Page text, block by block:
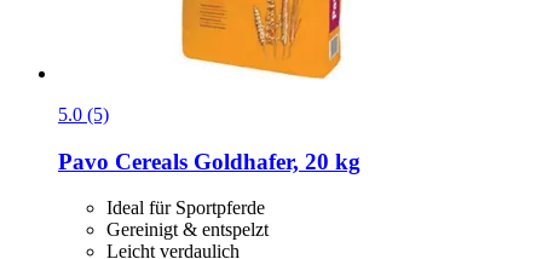
5.0 (5)
Pavo Cereals Goldhafer, 20 kg
Ideal für Sportpferde
Gereinigt & entspelzt
Leicht verdaulich